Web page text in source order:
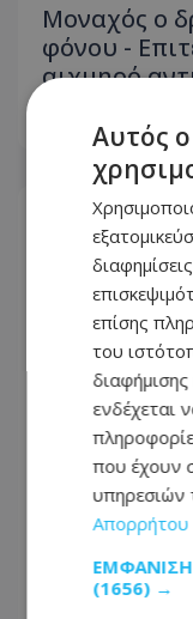
Μοναχός ο
φόνου -
αιχμηρό
07.08.2026 - 20:53
Απόπειρα
μαχαίρι -
πέρασαν
Αυτός
επίσης
του
ενδέχεται
που έχουν
υπηρεσιών
Απορρήτου
(1656) →